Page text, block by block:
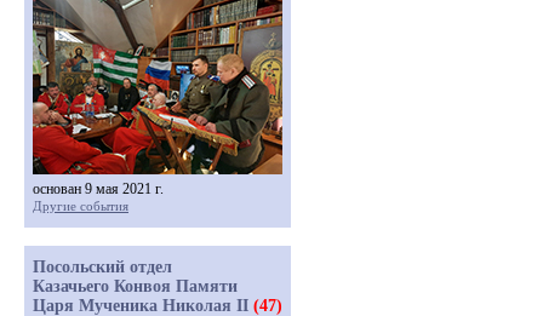
основан 9 мая 2021 г.
Другие события
Посольский отдел
Казачьего Конвоя Памяти
Царя Мученика Николая II (47)